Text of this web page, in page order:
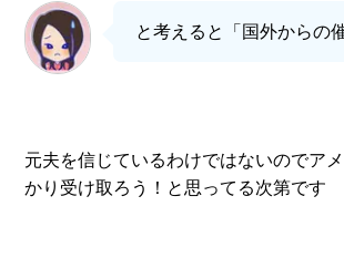
と考えると「国外からの
元夫を信じているわけではないのでア
かり受け取ろう！と思ってる次第です